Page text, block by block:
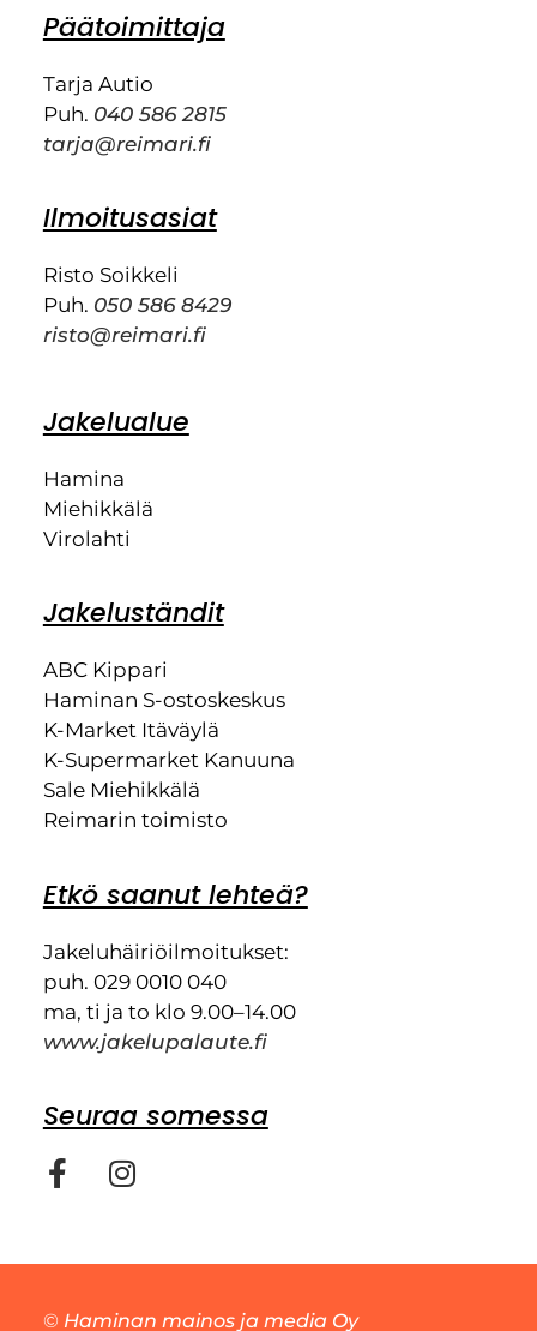
Päätoimittaja
Tarja Autio
Puh. 040 586 2815
tarja@reimari.fi
Ilmoitusasiat
Risto Soikkeli
Puh. 050 586 8429
risto@reimari.fi
Jakelualue
Hamina
Miehikkälä
Virolahti
Jakeluständit
ABC Kippari
Haminan S-ostoskeskus
K-Market Itäväylä
K-Supermarket Kanuuna
Sale Miehikkälä
Reimarin toimisto
Etkö saanut lehteä?
Jakeluhäiriöilmoitukset:
puh. 029 0010 040
ma, ti ja to klo 9.00–14.00
www.jakelupalaute.fi
Seuraa somessa
© Haminan mainos ja media Oy